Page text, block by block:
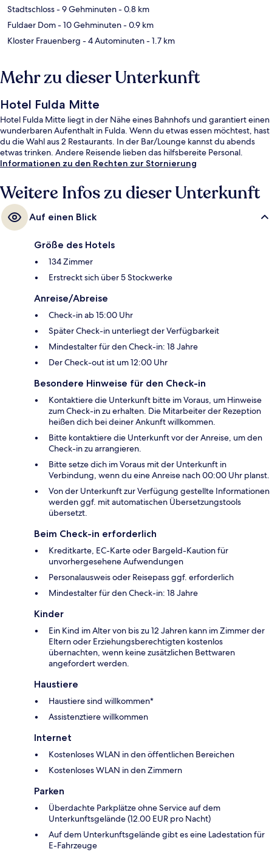
Stadtschloss- 9 Gehminuten- 0.8 km
Fuldaer Dom- 10 Gehminuten- 0.9 km
Kloster Frauenberg - 4 Autominuten- 1.7 km
Mehr zu dieser Unterkunft
Hotel Fulda Mitte
Hotel Fulda Mitte liegt in der Nähe eines Bahnhofs und garantiert einen
wunderbaren Aufenthalt in Fulda. Wenn du etwas essen möchtest, hast
du die Wahl aus 2 Restaurants. In der Bar/Lounge kannst du abends
etwas trinken. Andere Reisende lieben das hilfsbereite Personal.
Informationen zu den Rechten zur Stornierung
Weitere Infos zu dieser Unterkunft
Auf einen Blick
Größe des Hotels
134 Zimmer
Erstreckt sich über 5 Stockwerke
Anreise/Abreise
Check-in ab 15:00 Uhr
Später Check-in unterliegt der Verfügbarkeit
Mindestalter für den Check-in: 18 Jahre
Der Check-out ist um 12:00 Uhr
Besondere Hinweise für den Check-in
Kontaktiere die Unterkunft bitte im Voraus, um Hinweise
zum Check-in zu erhalten. Die Mitarbeiter der Rezeption
heißen dich bei deiner Ankunft willkommen.
Bitte kontaktiere die Unterkunft vor der Anreise, um den
Check-in zu arrangieren.
Bitte setze dich im Voraus mit der Unterkunft in
Verbindung, wenn du eine Anreise nach 00:00 Uhr planst.
Von der Unterkunft zur Verfügung gestellte Informationen
werden ggf. mit automatischen Übersetzungstools
übersetzt.
Beim Check-in erforderlich
Kreditkarte, EC-Karte oder Bargeld-Kaution für
unvorhergesehene Aufwendungen
Personalausweis oder Reisepass ggf. erforderlich
Mindestalter für den Check-in: 18 Jahre
Kinder
Ein Kind im Alter von bis zu 12 Jahren kann im Zimmer der
Eltern oder Erziehungsberechtigten kostenlos
übernachten, wenn keine zusätzlichen Bettwaren
angefordert werden.
Haustiere
Haustiere sind willkommen*
Assistenztiere willkommen
Internet
Kostenloses WLAN in den öffentlichen Bereichen
Kostenloses WLAN in den Zimmern
Parken
Überdachte Parkplätze ohne Service auf dem
Unterkunftsgelände (12.00 EUR pro Nacht)
Auf dem Unterkunftsgelände gibt es eine Ladestation für
E-Fahrzeuge